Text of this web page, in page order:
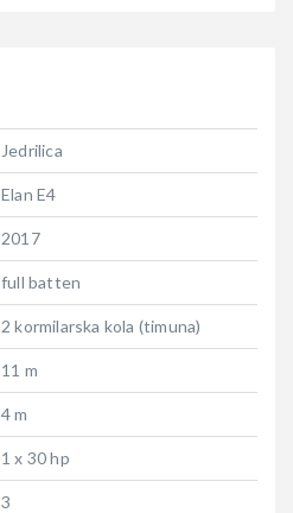
Jedrilica
Elan E4
2017
full batten
2 kormilarska kola (timuna)
11 m
4 m
1 x 30 hp
3